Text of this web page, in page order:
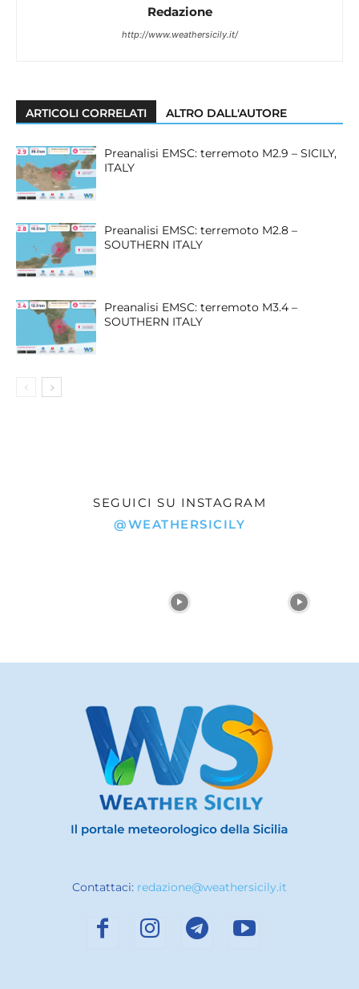
Redazione
http://www.weathersicily.it/
ARTICOLI CORRELATI ALTRO DALL'AUTORE
Preanalisi EMSC: terremoto M2.9 – SICILY,
ITALY
Preanalisi EMSC: terremoto M2.8 –
SOUTHERN ITALY
Preanalisi EMSC: terremoto M3.4 –
SOUTHERN ITALY
SEGUICI SU INSTAGRAM
@WEATHERSICILY
Contattaci: redazione@weathersicily.it